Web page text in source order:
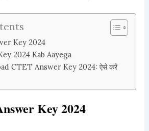
Key 2024
2024 Kab Aayega
CTET Answer Key 2024: ऐसे करें
Key 2024